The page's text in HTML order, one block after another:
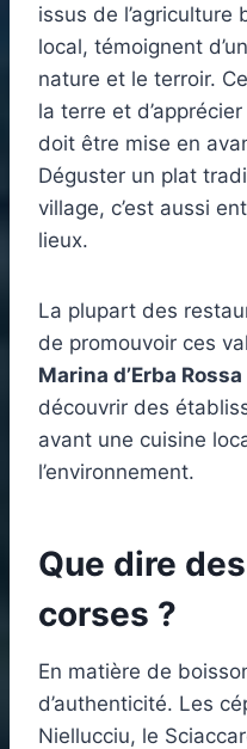
issus de l’agriculture
local, témoignent
nature et le terroir.
la terre et
doit être mise en
Déguster un plat
village, c’est aussi
lieux.
La plupart des
de promouvoir ces
Marina d’Erba Rossa
découvrir des
avant une cuisine
l’environnement.
Que dire
corses ?
En matière de
d’authenticité. Les
Niellucciu, le